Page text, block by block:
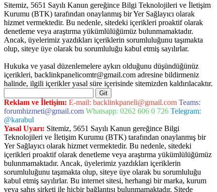
Sitemiz, 5651 Sayılı Kanun gereğince Bilgi Teknolojileri ve İletişim
Kurumu (BTK) tarafından onaylanmış bir Yer Sağlayıcı olarak
hizmet vermektedir. Bu nedenle, sitedeki içerikleri proaktif olarak
denetleme veya araştırma yükümlülüğümüz bulunmamaktadır.
Ancak, üyelerimiz yazdıkları içeriklerin sorumluluğunu taşımakta
olup, siteye üye olarak bu sorumluluğu kabul etmiş sayılırlar.
Hukuka ve yasal düzenlemelere aykırı olduğunu düşündüğünüz
içerikleri, backlinkpanelicomtr@gmail.com adresine bildirmeniz
halinde, ilgili içerikler yasal süre içerisinde sitemizden kaldırılacaktır.
giriş
Reklam ve İletişim: E-mail: backlinkpaneli@gmail.com Teams:
forumhizmeti@gmail.com Whatsapp: 0262 606 0 726 Telegram:
@karabul
Yasal Uyarı: Sitemiz, 5651 Sayılı Kanun gereğince Bilgi
Teknolojileri ve İletişim Kurumu (BTK) tarafından onaylanmış bir
Yer Sağlayıcı olarak hizmet vermektedir. Bu nedenle, sitedeki
içerikleri proaktif olarak denetleme veya araştırma yükümlülüğümüz
bulunmamaktadır. Ancak, üyelerimiz yazdıkları içeriklerin
sorumluluğunu taşımakta olup, siteye üye olarak bu sorumluluğu
kabul etmiş sayılırlar. Bu internet sitesi, herhangi bir marka, kurum
veya şahıs şirketi ile hiçbir bağlantısı bulunmamaktadır. Sitede